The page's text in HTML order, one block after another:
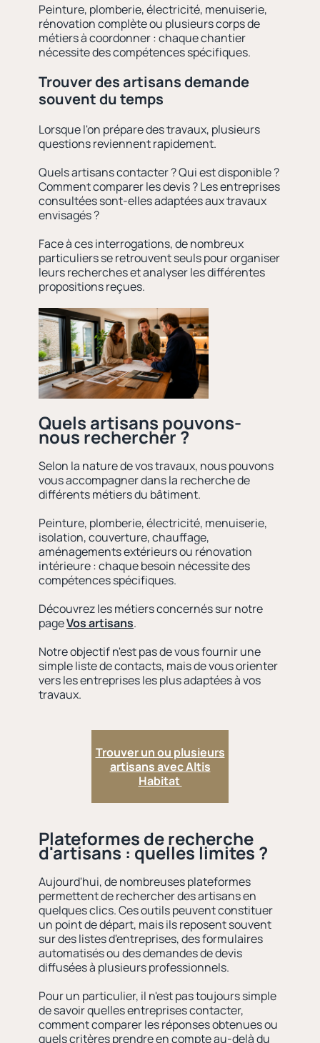
Peinture, plomberie, électricité, menuiserie,
rénovation complète ou plusieurs corps de
métiers à coordonner : chaque chantier
nécessite des compétences spécifiques.
Trouver des artisans demande
souvent du temps
Lorsque l'on prépare des travaux, plusieurs
questions reviennent rapidement.
Quels artisans contacter ? Qui est disponible ?
Comment comparer les devis ? Les entreprises
consultées sont-elles adaptées aux travaux
envisagés ?
Face à ces interrogations, de nombreux
particuliers se retrouvent seuls pour organiser
leurs recherches et analyser les différentes
propositions reçues.
Quels artisans pouvons-
nous rechercher ?
Selon la nature de vos travaux, nous pouvons
vous accompagner dans la recherche de
différents métiers du bâtiment.
Peinture, plomberie, électricité, menuiserie,
isolation, couverture, chauffage,
aménagements extérieurs ou rénovation
intérieure : chaque besoin nécessite des
compétences spécifiques.
Découvrez les métiers concernés sur notre
pageVos artisans.
Notre objectif n'est pas de vous fournir une
simple liste de contacts, mais de vous orienter
vers les entreprises les plus adaptées à vos
travaux.
Trouver un ou plusieurs
artisans avec Altis
Habitat
Plateformes de recherche
d'artisans : quelles limites ?
Aujourd'hui, de nombreuses plateformes
permettent de rechercher des artisans en
quelques clics. Ces outils peuvent constituer
un point de départ, mais ils reposent souvent
sur des listes d'entreprises, des formulaires
automatisés ou des demandes de devis
diffusées à plusieurs professionnels.
Pour un particulier, il n'est pas toujours simple
de savoir quelles entreprises contacter,
comment comparer les réponses obtenues ou
quels critères prendre en compte au-delà du